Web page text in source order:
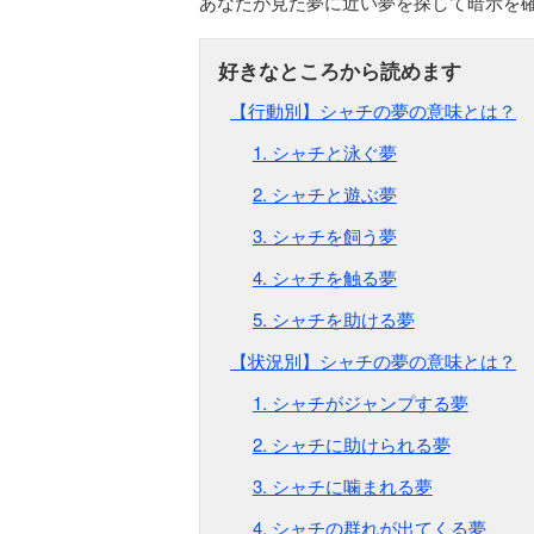
【行動別】シャチの夢の意味とは？
1. シャチと泳ぐ夢
2. シャチと遊ぶ夢
3. シャチを飼う夢
4. シャチを触る夢
5. シャチを助ける夢
【状況別】シャチの夢の意味とは？
1. シャチがジャンプする夢
2. シャチに助けられる夢
3. シャチに噛まれる夢
4. シャチの群れが出てくる夢